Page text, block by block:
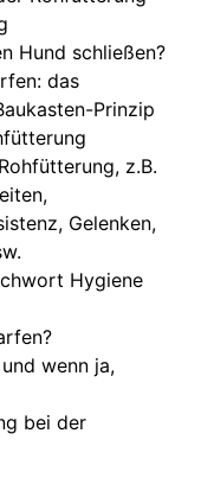
Hund schließen?
das
Prinzip
z.B.
Gelenken,
Hygiene
wenn ja,
bei der